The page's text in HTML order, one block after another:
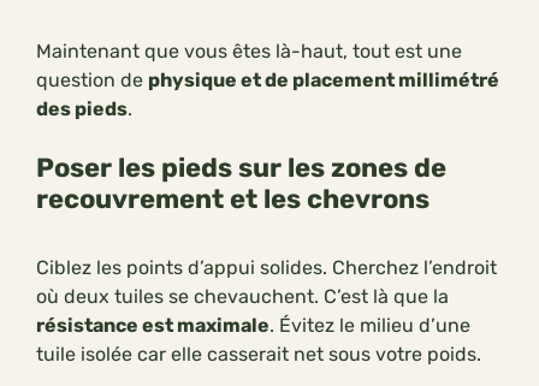
Maintenant que vous êtes là-haut, tout est une
question de physique et de placement millimétré
des pieds.
Poser les pieds sur les zones de
recouvrement et les chevrons
Ciblez les points d’appui solides. Cherchez l’endroit
où deux tuiles se chevauchent. C’est là que la
résistance est maximale. Évitez le milieu d’une
tuile isolée car elle casserait net sous votre poids.